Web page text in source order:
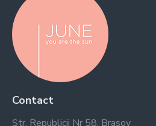
Contact
Str. Republicii Nr 58, Brasov